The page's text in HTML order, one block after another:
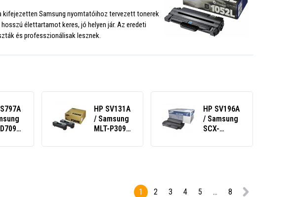
kifejezetten Samsung nyomtatóihoz tervezett tonerek
élettartamot keres, jó helyen jár. Az eredeti
és professzionálisak lesznek.
HP SV131A
/ Samsung
MLT-P309E
csomag
HP SV196A
/ Samsung
SCX-
fekete
1
2 3 4 5 ... 8